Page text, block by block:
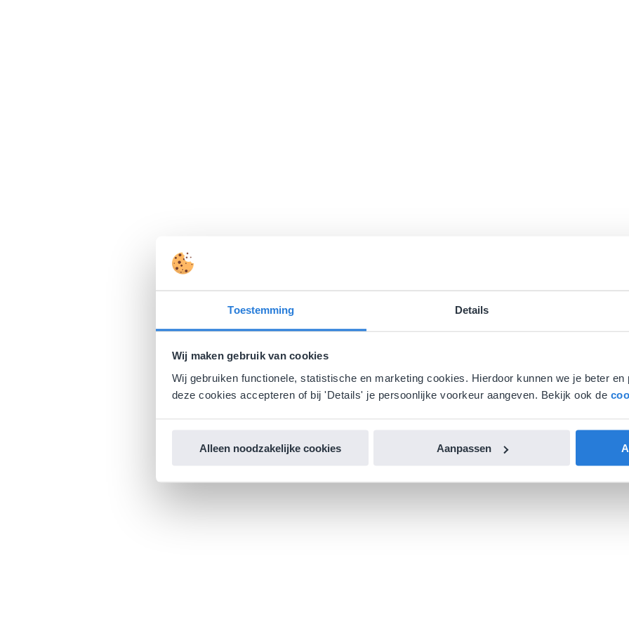
Toestemming Details
Wij maken gebruik van cookies
Wij gebruiken functionele, statistische en marketing cookies. Hierdoor kunnen we je beter
deze cookies accepteren of bij 'Details' je persoonlijke voorkeur aangeven. Bekijk ook de
Alleen noodzakelijke cookies Aanpassen